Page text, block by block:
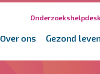
Onderzoekshelpdesk
Over ons Gezond